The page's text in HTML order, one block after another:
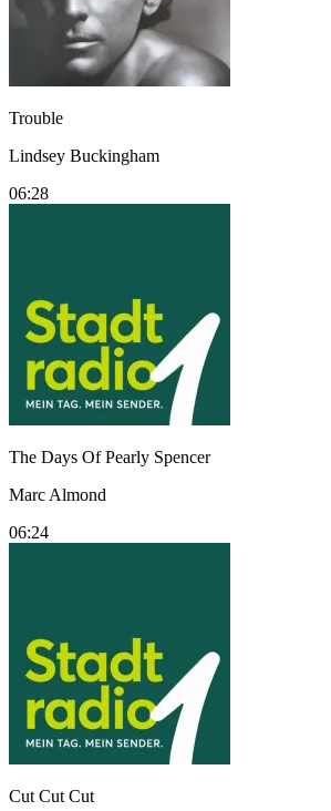
Trouble
Lindsey Buckingham
06:28
The Days Of Pearly Spencer
Marc Almond
06:24
Cut Cut Cut